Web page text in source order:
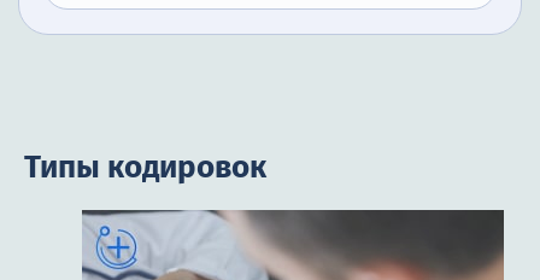
Типы кодировок